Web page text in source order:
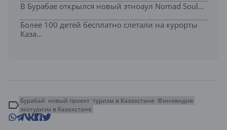
В Бурабае открылся новый этноаул Nomad Soul...
Более 100 детей бесплатно слетали на курорты
Каза...
Бурабай новый проект туризм в Казахстане Финляндия
экотуризм в Казахстане